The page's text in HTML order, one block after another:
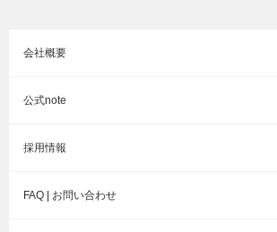
会社概要
公式note
採用情報
FAQ | お問い合わせ